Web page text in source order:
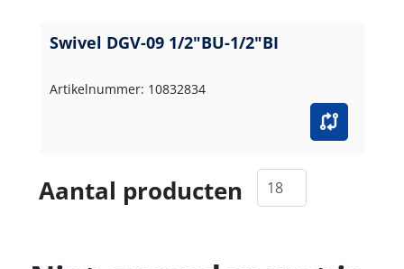
Swivel DGV-09 1/2"BU-1/2"BI
Artikelnummer: 10832834
Aantal producten